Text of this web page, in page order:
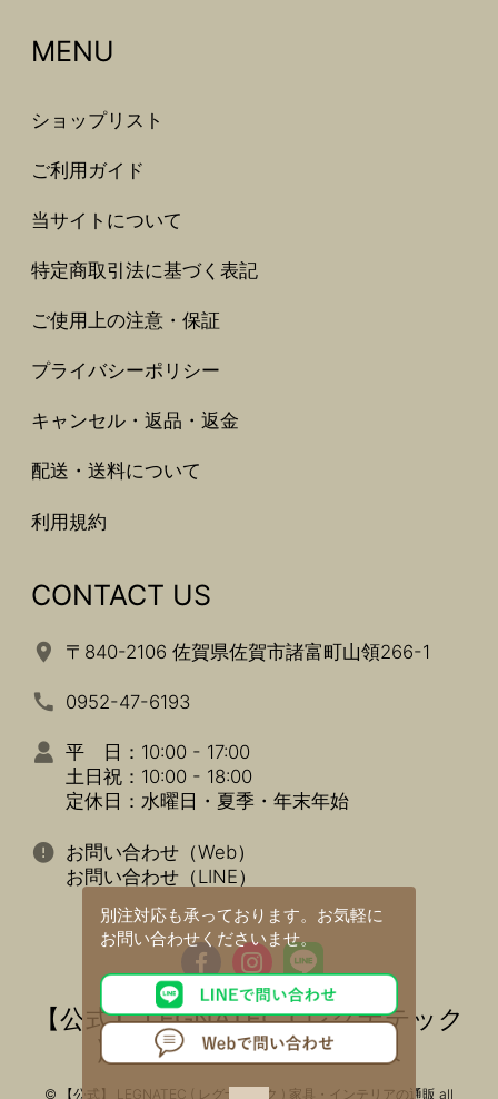
別注対応も承っております。 お気軽に
お問い合わせくださいませ。
MENU
ショップリスト
ご利用ガイド
当サイトについて
特定商取引法に基づく表記
ご使用上の注意・保証
プライバシーポリシー
キャンセル・返品・返金
配送・送料について
利用規約
CONTACT US
〒840-2106 佐賀県佐賀市諸富町山領266-1
0952-47-6193
平 日：10:00 - 17:00
土日祝：10:00 - 18:00
定休日：水曜日・夏季・年末年始
お問い合わせ（Web）
お問い合わせ（LINE）
【公式】 LEGNATEC ( レグナテック
) 家具・インテリアの通販
© 【公式】 LEGNATEC ( レグナテック ) 家具・インテリアの通販 all